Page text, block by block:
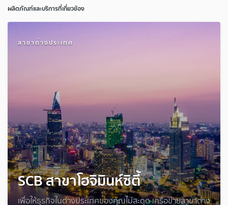
ผลิตภัณฑ์และบริการที่เกี่ยวข้อง
สาขาต่างประเทศ
SCB สาขาโฮจิมินห์ซิตี้
เพื่อให้ธุรกิจในต่างประเทศของคุณไม่สะดุด เครือข่ายสาขาต่าง